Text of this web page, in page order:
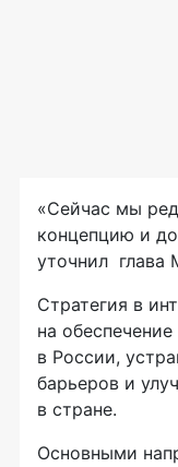
«Сейчас мы
концепцию и
уточнил глава
Стратегия в
на
в России,
барьеров и
в стране.
Основными